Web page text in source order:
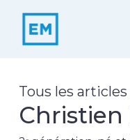
Skip
main
Tous les articles
Christien